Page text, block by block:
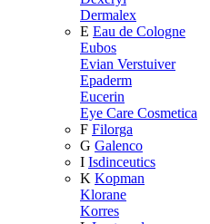
Dermalex
E Eau de Cologne
Eubos
Evian Verstuiver
Epaderm
Eucerin
Eye Care Cosmetica
F Filorga
G Galenco
I Isdinceutics
K Kopman
Klorane
Korres